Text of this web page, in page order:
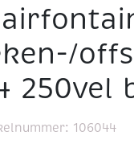
250vel
106044